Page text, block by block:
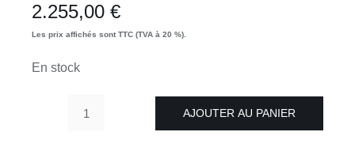
2.255,00 €
Les prix affichés sont TTC (TVA à 20 %).
En stock
quantité
AJOUTER AU PANIER